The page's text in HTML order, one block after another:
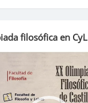
filosófica en CyL